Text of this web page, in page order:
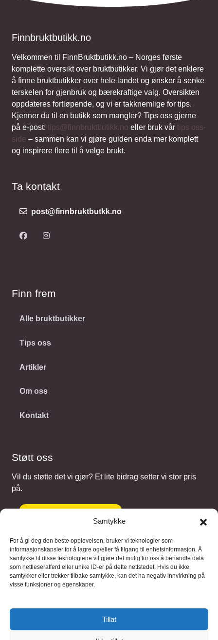
Samtykke
For å gi deg den beste opplevelsen, bruker vi teknologier som
informasjonskapsler for å lagre og/eller få tilgang til enhetsinformasjon. Å
samtykke til disse teknologiene vil gjøre det mulig for oss å behandle data
som nettleseratferd eller unike ID-er på dette nettstedet. Hvis du ikke
samtykker eller trekker tilbake samtykke, kan det ha negativ innvirkning på
visse funksjoner og egenskaper.
Tillat
Finnbruktbutikk.no
Velkommen til FinnBruktbutikk.no – Norges første
komplette oversikt over bruktbutikker. Vi gjør det enklere
å finne bruktbutikker over hele landet og ønsker å senke
terskelen for gjenbruk og bærekraftige valg. Oversikten
oppdateres fortløpende, og vi er takknemlige for tips.
Kjenner du til en butikk som mangler? Tips oss gjerne
på e-post: tips@finnbruktbutikk.no eller bruk vår tips oss-
side – sammen kan vi gjøre guiden enda mer komplett
og inspirere flere til å velge brukt.
Ta kontakt
post@finnbruktbutkk.no
Finn frem
Alle bruktbutikker
Tips oss
Artikler
Om oss
Kontakt
Støtt oss
Vil du støtte det vi gjør? Et lite bidrag setter vi stor pris
på.
Gi et bidrag
Samarbeidspartnere
Blaaregn – digitale tjenester